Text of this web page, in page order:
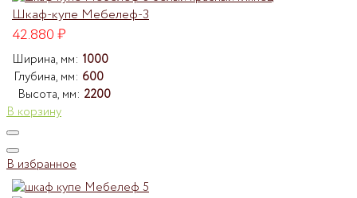
Шкаф-купе Мебелеф-3
42.880₽
Ширина, мм: 1000
Глубина, мм: 600
Высота, мм: 2200
В корзину
В избранное